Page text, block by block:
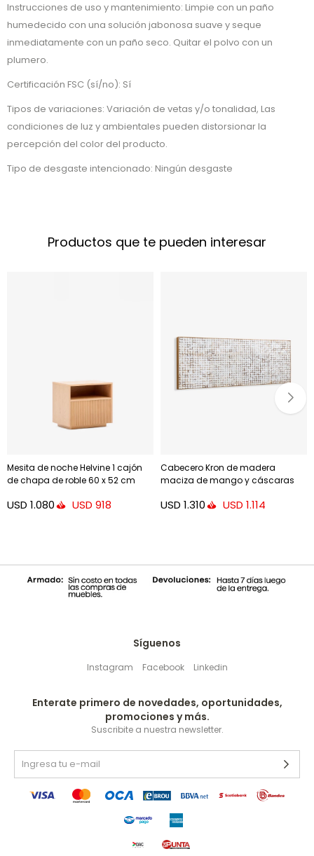
Instrucciones de uso y mantenimiento: Limpie con un paño
humedecido con una solución jabonosa suave y seque
inmediatamente con un paño seco. Quitar el polvo con un
plumero.
Certificación FSC (sí/no): Sí
Tipos de variaciones: Variación de vetas y/o tonalidad, Las
condiciones de luz y ambientales pueden distorsionar la
percepción del color del producto.
Tipo de desgaste intencionado: Ningún desgaste
Productos que te pueden interesar
Mesita de noche Helvine 1 cajón
de chapa de roble 60 x 52 cm
USD 1.080 USD 918
Cabecero Kron de madera
maciza de mango y cáscaras
USD 1.310 USD 1.114
Síguenos
Instagram Facebook Linkedin
Enterate primero de novedades, oportunidades,
promociones y más.
Suscribite a nuestra newsletter.